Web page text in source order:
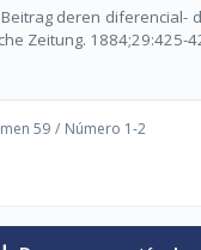
deren diferencial-
Zeitung. 1884;29:425-
59 / Número 1-2